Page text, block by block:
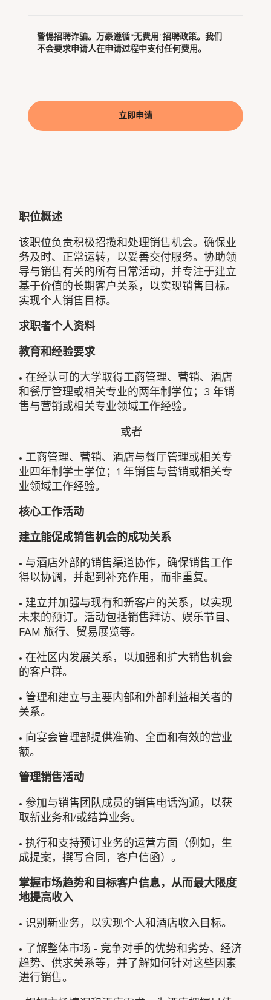
职位概述
该职位负责积极招揽和处理销售机会。确保业
务及时、正常运转，以妥善交付服务。协助领
导与销售有关的所有日常活动，并专注于建立
基于价值的长期客户关系，以实现销售目标。
实现个人销售目标。
求职者个人资料
教育和经验要求
• 在经认可的大学取得工商管理、营销、酒店
和餐厅管理或相关专业的两年制学位；3 年销
售与营销或相关专业领域工作经验。
或者
• 工商管理、营销、酒店与餐厅管理或相关专
业四年制学士学位；1 年销售与营销或相关专
业领域工作经验。
核心工作活动
建立能促成销售机会的成功关系
• 与酒店外部的销售渠道协作，确保销售工作
得以协调，并起到补充作用，而非重复。
• 建立并加强与现有和新客户的关系，以实现
未来的预订。活动包括销售拜访、娱乐节目、
FAM 旅行、贸易展览等。
• 在社区内发展关系，以加强和扩大销售机会
的客户群。
• 管理和建立与主要内部和外部利益相关者的
关系。
• 向宴会管理部提供准确、全面和有效的营业
额。
管理销售活动
• 参加与销售团队成员的销售电话沟通，以获
取新业务和/或结算业务。
• 执行和支持预订业务的运营方面（例如，生
成提案，撰写合同，客户信函）。
掌握市场趋势和目标客户信息，从而最大限度
地提高收入
• 识别新业务，以实现个人和酒店收入目标。
• 了解整体市场 - 竞争对手的优势和劣势、经济
趋势、供求关系等，并了解如何针对这些因素
进行销售。
警惕招聘诈骗。万豪遵循“无费用”招聘政策。我们
不会要求申请人在申请过程中支付任何费用。
立即申请